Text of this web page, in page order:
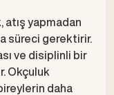
atış yapmadan
süreci gerektirir.
ve disiplinli bir
Okçuluk
daha